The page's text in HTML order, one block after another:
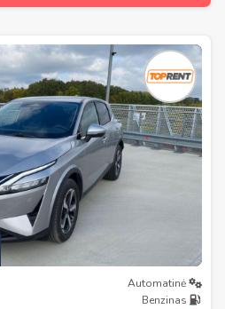
Automatinė
Benzinas